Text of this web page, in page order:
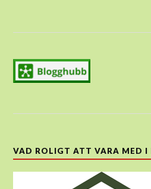
VAD ROLIGT ATT VARA MED I